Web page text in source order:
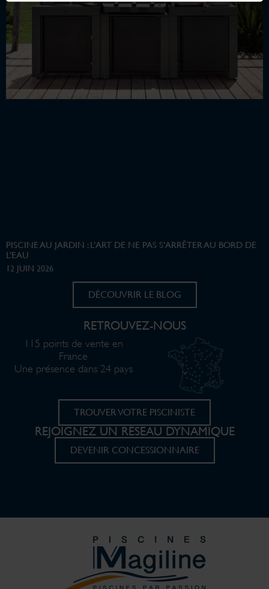
PISCINE AU JARDIN : L’ART DE NE PAS S’ARRÊTER AU BORD DE
L’EAU
12 JUIN 2026
DÉCOUVRIR LE BLOG
RETROUVEZ-NOUS
115 points de vente en
France
Une présence dans 24 pays
TROUVER VOTRE PISCINISTE
REJOIGNEZ UN RÉSEAU DYNAMIQUE
DEVENIR CONCESSIONNAIRE